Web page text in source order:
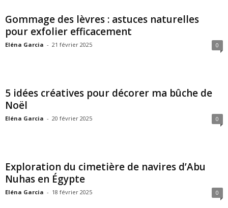
Gommage des lèvres : astuces naturelles
pour exfolier efficacement
Eléna Garcia - 21 février 2025 0
5 idées créatives pour décorer ma bûche de
Noël
Eléna Garcia - 20 février 2025 0
Exploration du cimetière de navires d’Abu
Nuhas en Égypte
Eléna Garcia - 18 février 2025 0